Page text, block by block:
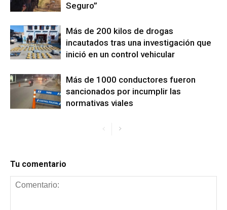
Seguro”
Más de 200 kilos de drogas
incautados tras una investigación que
inició en un control vehicular
Más de 1000 conductores fueron
sancionados por incumplir las
normativas viales
Tu comentario